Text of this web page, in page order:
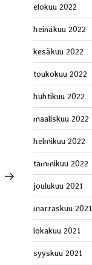
Seuraava
artikkeli
elokuu 2022
heinäkuu 2022
kesäkuu 2022
toukokuu 2022
huhtikuu 2022
maaliskuu 2022
helmikuu 2022
tammikuu 2022
joulukuu 2021
marraskuu 2021
lokakuu 2021
syyskuu 2021